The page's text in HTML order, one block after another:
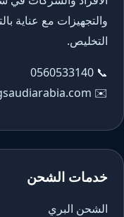
والتجهيزات مع عناية
التخليص.
📞
0560533140
✉️
خدمات الشحن
الشحن البري